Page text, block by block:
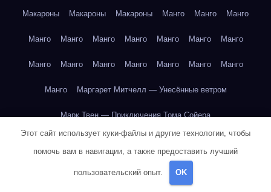
Макароны Макароны Макароны Манго Манго Манго
Манго Манго Манго Манго Манго Манго Манго
Манго Манго Манго Манго Манго Манго Манго
Манго Маргарет Митчелл — Унесённые ветром
Марк Твен — Приключения Тома Сойера
Марк Твен — Приключения Тома Сойера
Этот сайт использует куки-файлы и другие технологии, чтобы
помочь вам в навигации, а также предоставить лучший
пользовательский опыт. OK